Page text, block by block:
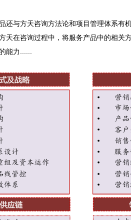
还与方天咨询方法论和项目管理体系有
天在咨询过程中，将服务产品中的相关
能力......